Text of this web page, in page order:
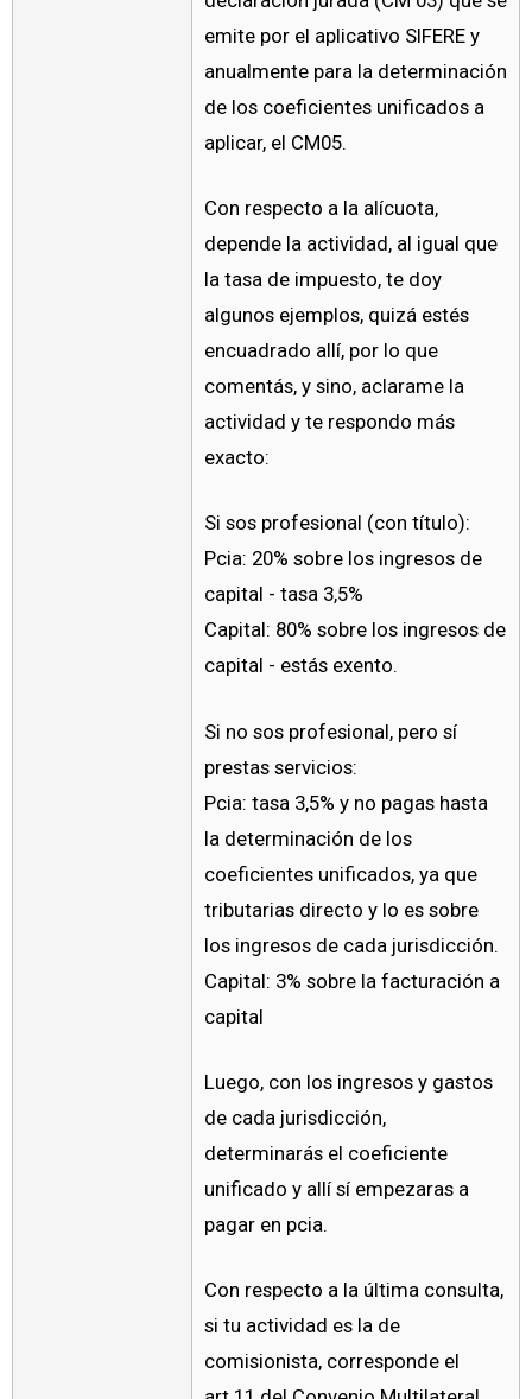
emite por el aplicativo SIFERE y
anualmente para la determinación
de los coeficientes unificados a
aplicar, el CM05.
Con respecto a la alícuota,
depende la actividad, al igual que
la tasa de impuesto, te doy
algunos ejemplos, quizá estés
encuadrado allí, por lo que
comentás, y sino, aclarame la
actividad y te respondo más
exacto:
Si sos profesional (con título):
Pcia: 20% sobre los ingresos de
capital - tasa 3,5%
Capital: 80% sobre los ingresos de
capital - estás exento.
Si no sos profesional, pero sí
prestas servicios:
Pcia: tasa 3,5% y no pagas hasta
la determinación de los
coeficientes unificados, ya que
tributarias directo y lo es sobre
los ingresos de cada jurisdicción.
Capital: 3% sobre la facturación a
capital
Luego, con los ingresos y gastos
de cada jurisdicción,
determinarás el coeficiente
unificado y allí sí empezaras a
pagar en pcia.
Con respecto a la última consulta,
si tu actividad es la de
comisionista, corresponde el